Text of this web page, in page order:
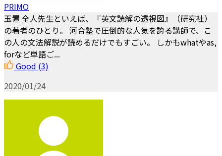
PRIMO
玉置 全人先生といえば、『英文読解の透視図』（研究社）
の著者のひとり。 河合塾で圧倒的な人気を誇る講師で、こ
の人の文法解説が読めるだけでもすごい。 しかもwhatやas,
forなど単語ご...
Good (3)
2020/01/24